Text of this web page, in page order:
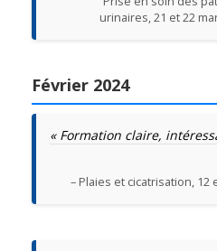
urinaires, 21 et 22
Février 2024
« Formation claire,
– Plaies et cicatrisation, 12